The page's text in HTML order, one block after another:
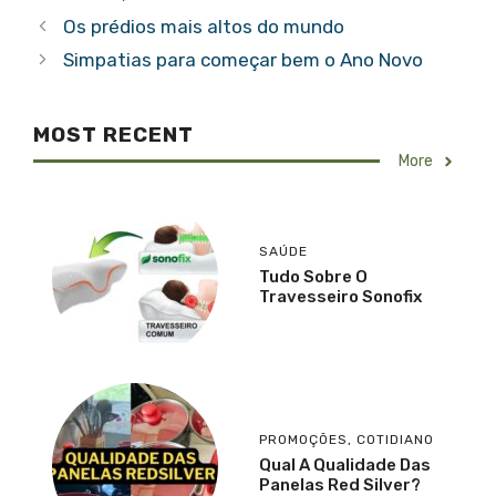
Os prédios mais altos do mundo
Simpatias para começar bem o Ano Novo
MOST RECENT
More
SAÚDE
Tudo Sobre O
Travesseiro Sonofix
PROMOÇÕES , COTIDIANO
Qual A Qualidade Das
Panelas Red Silver?